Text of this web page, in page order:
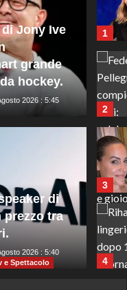
di
rischia
2026 : 2:00
Jony Ive
grande
hockey.
2026 : 5:45
di
prezzo tra
2026 : 5:40
1
2
3
4
e Spettacolo